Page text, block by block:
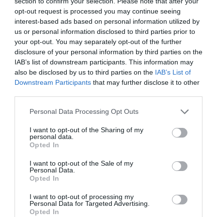
opt-out request is processed you may continue seeing
interest-based ads based on personal information utilized by
us or personal information disclosed to third parties prior to
your opt-out. You may separately opt-out of the further
disclosure of your personal information by third parties on the
IAB’s list of downstream participants. This information may
also be disclosed by us to third parties on the IAB’s List of
Downstream Participants that may further disclose it to other
Please note that this website/app uses one or more Google
not limited to your visit or usage behaviour. You may click to
grant or deny consent to Google and its third-party tags to
use your data for below specified purposes in below Google
consent section.
Personal Data Processing Opt Outs
I want to opt-out of the Sharing of my
personal data.
Opted In
I want to opt-out of the Sale of my
Personal Data.
Opted In
I want to opt-out of processing my
Personal Data for Targeted Advertising.
Opted In
κατάπλου σε πλήθος λιμανιών κλπ. Και που
επαναλαμβάνουν αδιάκοπα συγκρίσεις καυσίμων και
μιλίων γιατί αυτό καταλαβαίνουν μόνο. Και περιμένουν
με αυτό το επιχείρημα (με ένα νόμο και με ένα άρθρο το
λέγανε άλλοτε) να ανατρέψουν τα πάντα.